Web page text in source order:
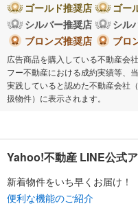
ゴールド推奨店
ゴー
シルバー推奨店
シル
ブロンズ推奨店
ブロ
広告商品を購入している不動産会
フー不動産における成約実績等、
実践していると認めた不動産会社
扱物件）に表示されます。
Yahoo!不動産 LINE公式
新着物件をいち早くお届け！
便利な機能のご紹介